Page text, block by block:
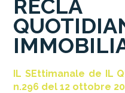
IL SEttimanale de IL
n.296 del 12 ottobre